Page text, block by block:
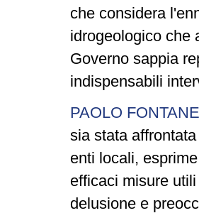
che considera
idrogeologico che
Governo sappia
indispensabili
PAOLO
sia stata
enti locali,
efficaci misure
delusione e